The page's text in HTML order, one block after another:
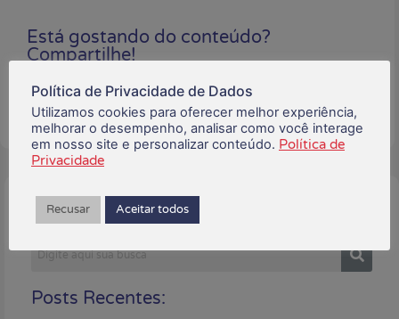
Está gostando do conteúdo?
Compartilhe!
Buscar:
Posts Recentes:
Política de Privacidade de Dados
Utilizamos cookies para oferecer melhor experiência,
melhorar o desempenho, analisar como você interage
em nosso site e personalizar conteúdo. Política de
Privacidade
Recusar Aceitar todos